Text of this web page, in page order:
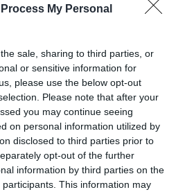
My Personal
sale, sharing to third parties, or
or sensitive information for
please use the below opt-out
Please note that after your
you may continue seeing
on personal information utilized by
disclosed to third parties prior to
opt-out of the further
information by third parties on the
participants. This information may
στο Google
όλες τις ειδήσεις
ΣΗΜΑ ΙΣΟΤΗΤΑΣ SHARE